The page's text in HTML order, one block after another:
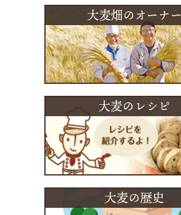
大麦畑のオーナー
大麦のレシピ
大麦の歴史